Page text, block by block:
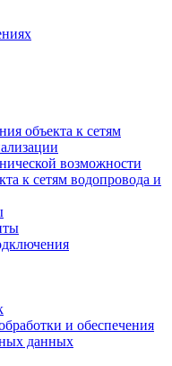
объекта к сетям
возможности
к сетям водопровода и
и обеспечения
данных